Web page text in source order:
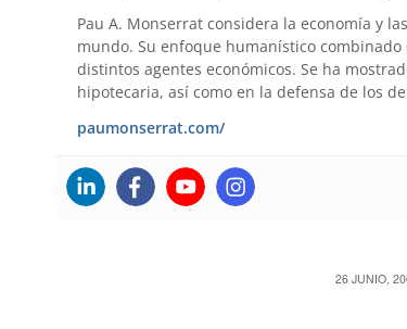
Pau A. Monserrat considera la economía y
mundo. Su enfoque humanístico
distintos agentes económicos. Se ha
hipotecaria, así como en la defensa de los
paumonserrat.com/
26 JUNIO,
/